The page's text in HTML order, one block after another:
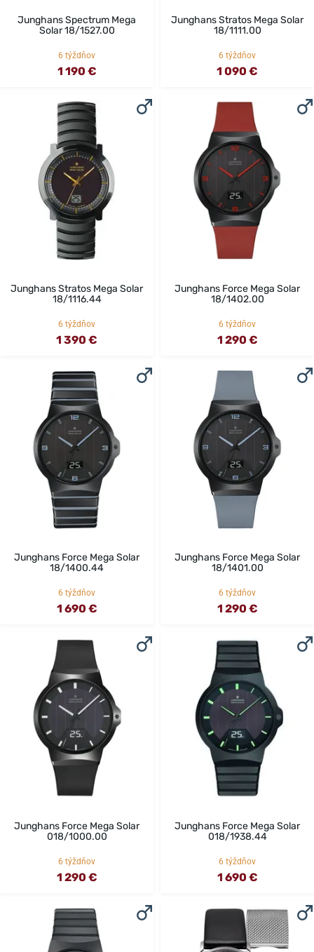
Junghans Spectrum Mega
Solar 18/1527.00
6 týždňov
1 190 €
Junghans Stratos Mega Solar
18/1111.00
6 týždňov
1 090 €
Junghans Stratos Mega Solar
18/1116.44
6 týždňov
1 390 €
Junghans Force Mega Solar
18/1402.00
6 týždňov
1 290 €
Junghans Force Mega Solar
18/1400.44
6 týždňov
1 690 €
Junghans Force Mega Solar
18/1401.00
6 týždňov
1 290 €
Junghans Force Mega Solar
018/1000.00
6 týždňov
1 290 €
Junghans Force Mega Solar
018/1938.44
6 týždňov
1 690 €